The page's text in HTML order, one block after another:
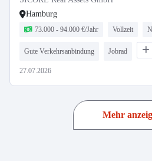
Hamburg
73.000 - 94.000 €/Jahr Vollzeit
Gute Verkehrsanbindung Jobrad
27.07.2026
Mehr